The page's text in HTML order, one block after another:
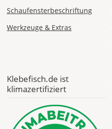
Schaufensterbeschriftung
Werkzeuge & Extras
Klebefisch.de ist
klimazertifiziert